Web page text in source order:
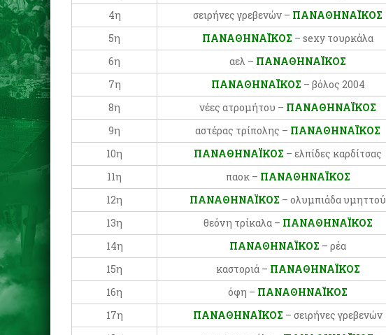
4η
σειρήνες γρεβενών – ΠΑΝΑΘΗΝΑΪΚΟΣ
5η
ΠΑΝΑΘΗΝΑΪΚΟΣ – sexy τουρκάλα
6η
αελ – ΠΑΝΑΘΗΝΑΪΚΟΣ
7η
ΠΑΝΑΘΗΝΑΪΚΟΣ – βόλος 2004
8η
νέες ατρομήτου – ΠΑΝΑΘΗΝΑΪΚΟΣ
9η
αστέρας τρίπολης – ΠΑΝΑΘΗΝΑΪΚΟΣ
10η
ΠΑΝΑΘΗΝΑΪΚΟΣ – ελπίδες καρδίτσας
11η
παοκ – ΠΑΝΑΘΗΝΑΪΚΟΣ
12η
ΠΑΝΑΘΗΝΑΪΚΟΣ – ολυμπιάδα υμηττού
13η
θεόνη τρίκαλα – ΠΑΝΑΘΗΝΑΪΚΟΣ
14η
ΠΑΝΑΘΗΝΑΪΚΟΣ – ρέα
15η
καστοριά – ΠΑΝΑΘΗΝΑΪΚΟΣ
16η
όφη – ΠΑΝΑΘΗΝΑΪΚΟΣ
17η
ΠΑΝΑΘΗΝΑΪΚΟΣ – σειρήνες γρεβενών